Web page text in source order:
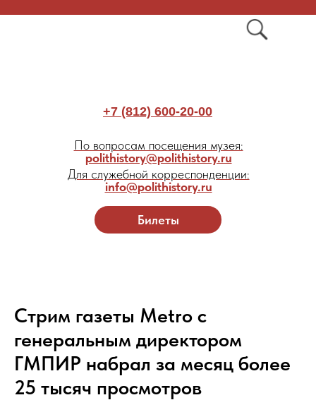
Билеты
+7 (812) 600-20-00
По вопросам посещения музея:
polithistory@polithistory.ru
Для служебной корреспонденции:
info@polithistory.ru
Стрим газеты Metro с
генеральным директором
ГМПИР набрал за месяц более
25 тысяч просмотров